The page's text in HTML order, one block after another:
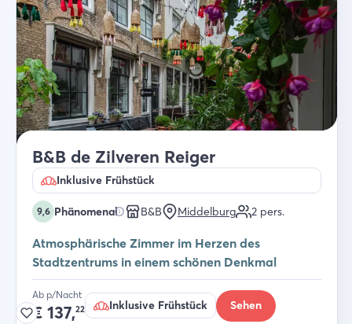
B&B de Zilveren Reiger
Inklusive Frühstück
9,6 Phänomenal B&B Middelburg 2 pers.
Atmosphärische Zimmer im Herzen des
Stadtzentrums in einem schönen Denkmal
Ab p/Nacht
€ 137,22 Inklusive Frühstück Sehen